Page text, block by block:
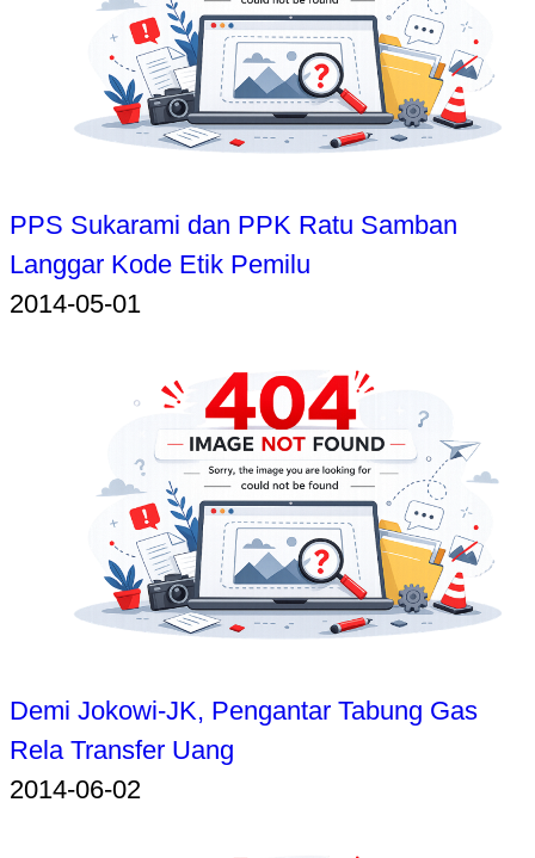
PPS Sukarami dan PPK Ratu Samban
Langgar Kode Etik Pemilu
2014-05-01
Demi Jokowi-JK, Pengantar Tabung Gas
Rela Transfer Uang
2014-06-02